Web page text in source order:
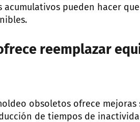
acumulativos pueden hacer
reemplazar
obsoletos ofrece
de tiempos de